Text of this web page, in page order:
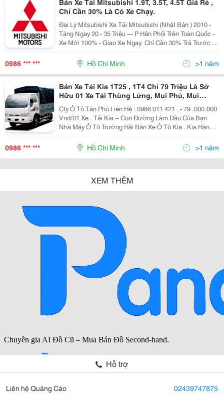
Bán Xe Tải Mitsubishi 1.9T, 3.5T, 4.5T Giá Rẻ ,
Chỉ Cần 30% Là Có Xe Chạy.
Đại Lý Mitsubishi Xe Tải Mitsubishi (Nhật Bản ) 2010 -
Tặng Ngay 20 - 35 Triệu --- P Hân Phối Trên Toàn Quốc -
Xe Mới 100% - Giao Xe Ngay. Chỉ Cần 30% Trả Trước Là
Có Xe Chạy - Trả Góp Từ 1-≫ 4 Năm. *Xe Tải Mitsubishi
Fuso - 1T9 ***
0986 *** *** Hồ Chí Minh >1 năm
Bán Xe Tải Kia 1T25 , 1T4 Chỉ 79 Triệu Là Sở
Hữu 01 Xe Tải Thùng Lửng, Mui Phủ, Mui
Kín....
Cty Ô Tô Tân Phú Liên Hệ : 0986 011 421 . - 79 .000.000
Vnd/01 Xe . Tải Kia -- Con Đường Làm Dầu Của Bạn
Nhà Máy Ô Tô Trường Hải Bán Xe Ô Tô Kia . Kia Hàn
Quốc ****** 1. Kia T Ải Trọng K2700 Ii - 1.250 Kg + Thùng
D Xr X C ( 3M130 X 1M650
0986 *** *** Hồ Chí Minh >1 năm
XEM THÊM
Hỗ trợ
Liên hệ Quảng Cáo 02439747875